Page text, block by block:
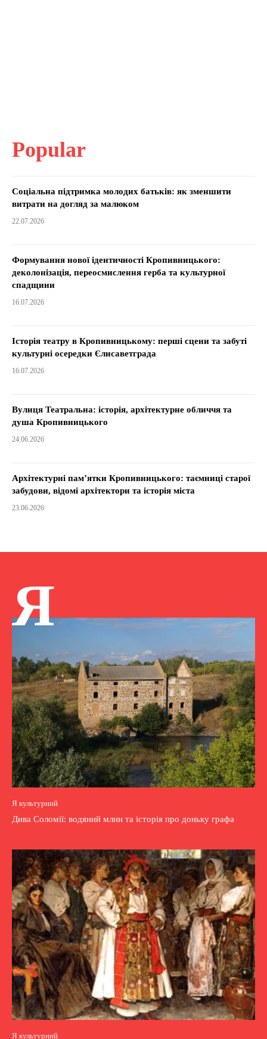
Popular
Соціальна підтримка молодих батьків: як зменшити
витрати на догляд за малюком
22.07.2026
Формування нової ідентичності Кропивницького:
деколонізація, переосмислення герба та культурної
спадщини
16.07.2026
Історія театру в Кропивницькому: перші сцени та забуті
культурні осередки Єлисаветграда
16.07.2026
Вулиця Театральна: історія, архітектурне обличчя та
душа Кропивницького
24.06.2026
Архітектурні пам’ятки Кропивницького: таємниці старої
забудови, відомі архітектори та історія міста
23.06.2026
Я
Я культурний
Дива Соломії: водяний млин та історія про доньку графа
Я культурний